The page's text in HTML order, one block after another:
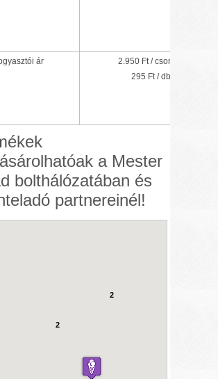
ár
2.950 Ft / csomag
295 Ft / db
a Mester
bolthálózatában és
partnereinél!
2
2